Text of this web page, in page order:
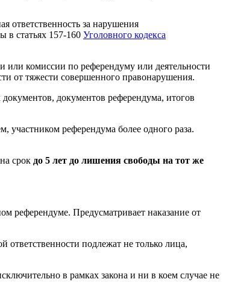
ответственность за нарушения
в статьях 157-160 Уголовного кодекса
или комиссии по референдуму или деятельности
от тяжести совершенного правонарушения.
документов референдума, итогов
участником референдума более одного раза.
срок до 5 лет до лишения свободы на тот же
референдуме. Предусматривает наказание от
ответственности подлежат не только лица,
в рамках закона и ни в коем случае не